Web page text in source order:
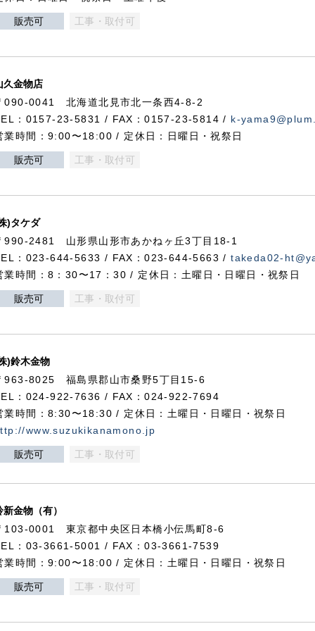
販売可 工事・取付可
久金物店
090-0041 北海道北見市北一条西4-8-2
：0157-23-5831 / FAX：0157-23-5814 / k-
業時間：9:00〜18:00 / 定休日：日曜日・祝祭日
販売可 工事・取付可
)タケダ
990-2481 山形県山形市あかねヶ丘3丁目18-1
：023-644-5633 / FAX：023-644-5663 /takeda02-
業時間：8：30〜17：30 / 定休日：土曜日・日曜日・祝祭日
販売可 工事・取付可
)鈴木金物
963-8025 福島県郡山市桑野5丁目15-6
：024-922-7636 / FAX：024-922-7694
業時間：8:30〜18:30 / 定休日：土曜日・日曜日・祝祭日
www.suzukikanamono.jp
販売可 工事・取付可
新金物（有）
103-0001 東京都中央区日本橋小伝馬町8-6
：03-3661-5001 / FAX：03-3661-7539
業時間：9:00〜18:00 / 定休日：土曜日・日曜日・祝祭日
販売可 工事・取付可